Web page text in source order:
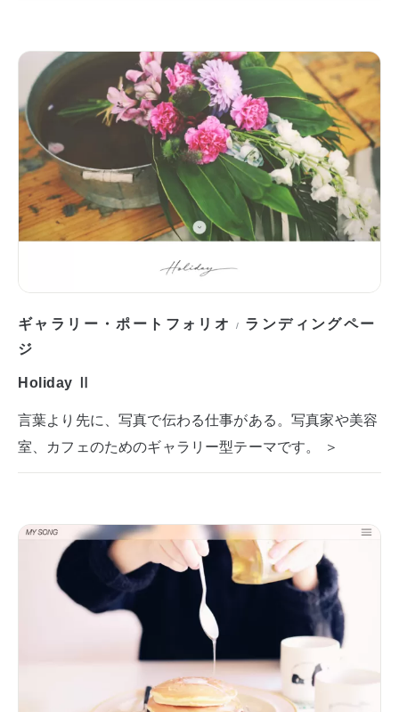
ギャラリー・ポートフォリオ / ランディングペー
ジ
Holiday Ⅱ
言葉より先に、写真で伝わる仕事がある。写真家や美容
室、カフェのためのギャラリー型テーマです。 ＞